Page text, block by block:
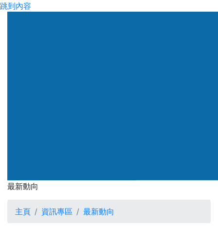
跳到內容
最新動向
最新動向
主頁 資訊專區 最新動向